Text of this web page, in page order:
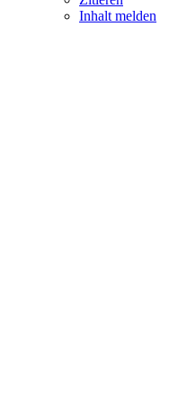
Inhalt melden